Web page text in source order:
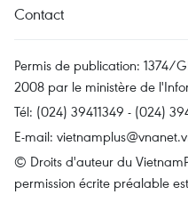
Contact
Permis de publication: 1374/
2008 par le ministère de
Tél: (024) 39411349 - (024)
E-mail:
© Droits d'auteur du
permission écrite préalable